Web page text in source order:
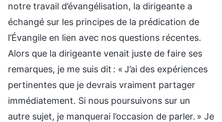
notre travail d’évangélisation, la dirigeante a
échangé sur les principes de la prédication de
l’Évangile en lien avec nos questions récentes.
Alors que la dirigeante venait juste de faire ses
remarques, je me suis dit : « J’ai des expériences
pertinentes que je devrais vraiment partager
immédiatement. Si nous poursuivons sur un
autre sujet, je manquerai l’occasion de parler. » Je